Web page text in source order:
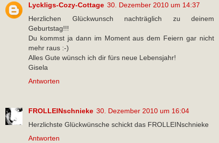
Lyckligs-Cozy-Cottage 30. Dezember 2010 um 14:37
Herzlichen Glückwunsch nachträglich zu deinem
Geburtstag!!!
Du kommst ja dann im Moment aus dem Feiern gar nicht
mehr raus :-)
Alles Gute wünsch ich dir fürs neue Lebensjahr!
Gisela
Antworten
FROLLEINschnieke 30. Dezember 2010 um 16:04
Herzlichste Glückwünsche schickt das FROLLEINschnieke
Antworten